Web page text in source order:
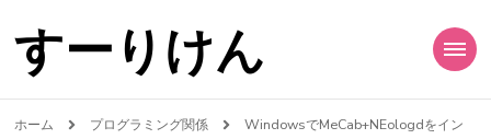
すーりけん
ホーム プログラミング関係
WindowsでMeCab+NEologdをイン